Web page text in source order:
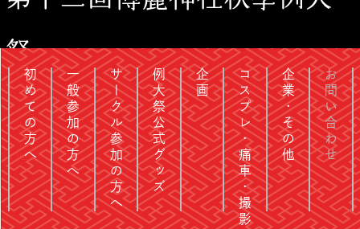
祭
初めての方へ 一般参加の方へ サークル参加の方へ 例大祭公式グッズ 企画 コスプレ・痛車・撮影 企業・その他 お問い合わせ